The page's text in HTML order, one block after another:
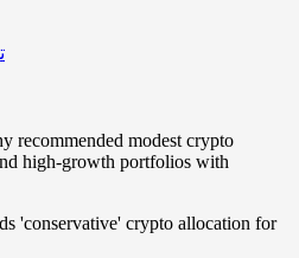
recommended modest crypto
high-growth portfolios with